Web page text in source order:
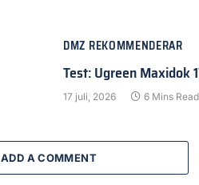
DMZ REKOMMENDERAR
Test: Ugreen Maxidok
17 juli, 2026 6 Mins Read
ADD A COMMENT